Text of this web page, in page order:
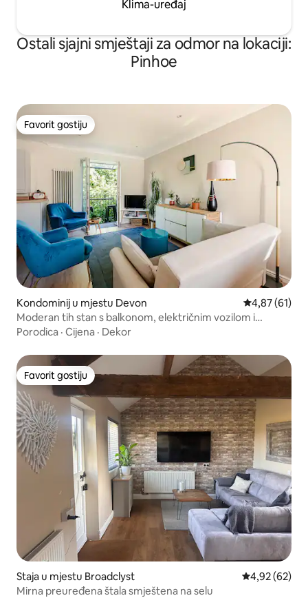
Klima-uređaj
Ostali sjajni smještaji za odmor na lokaciji:
Pinhoe
Favorit gostiju
Favorit gostiju
Kondominij u mjestu Devon Prosječna
4,87 (61)
Moderan tih stan s balkonom, električnim vozilom i
parkingom
Porodica · Cijena · Dekor
Favorit gostiju
Favorit gostiju
Staja u mjestu Broadclyst Prosječna
4,92 (62)
Mirna preuređena štala smještena na selu